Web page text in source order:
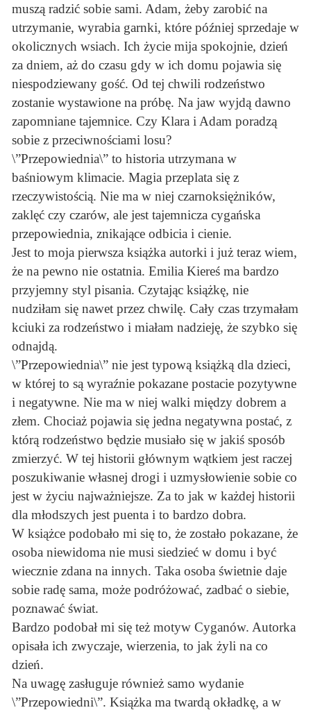
muszą radzić sobie sami. Adam, żeby zarobić na
utrzymanie, wyrabia garnki, które później sprzedaje w
okolicznych wsiach. Ich życie mija spokojnie, dzień
za dniem, aż do czasu gdy w ich domu pojawia się
niespodziewany gość. Od tej chwili rodzeństwo
zostanie wystawione na próbę. Na jaw wyjdą dawno
zapomniane tajemnice. Czy Klara i Adam poradzą
sobie z przeciwnościami losu?
\”Przepowiednia\” to historia utrzymana w
baśniowym klimacie. Magia przeplata się z
rzeczywistością. Nie ma w niej czarnoksiężników,
zaklęć czy czarów, ale jest tajemnicza cygańska
przepowiednia, znikające odbicia i cienie.
Jest to moja pierwsza książka autorki i już teraz wiem,
że na pewno nie ostatnia. Emilia Kiereś ma bardzo
przyjemny styl pisania. Czytając książkę, nie
nudziłam się nawet przez chwilę. Cały czas trzymałam
kciuki za rodzeństwo i miałam nadzieję, że szybko się
odnajdą.
\”Przepowiednia\” nie jest typową książką dla dzieci,
w której to są wyraźnie pokazane postacie pozytywne
i negatywne. Nie ma w niej walki między dobrem a
złem. Chociaż pojawia się jedna negatywna postać, z
którą rodzeństwo będzie musiało się w jakiś sposób
zmierzyć. W tej historii głównym wątkiem jest raczej
poszukiwanie własnej drogi i uzmysłowienie sobie co
jest w życiu najważniejsze. Za to jak w każdej historii
dla młodszych jest puenta i to bardzo dobra.
W książce podobało mi się to, że zostało pokazane, że
osoba niewidoma nie musi siedzieć w domu i być
wiecznie zdana na innych. Taka osoba świetnie daje
sobie radę sama, może podróżować, zadbać o siebie,
poznawać świat.
Bardzo podobał mi się też motyw Cyganów. Autorka
opisała ich zwyczaje, wierzenia, to jak żyli na co
dzień.
Na uwagę zasługuje również samo wydanie
\”Przepowiedni\”. Książka ma twardą okładkę, a w